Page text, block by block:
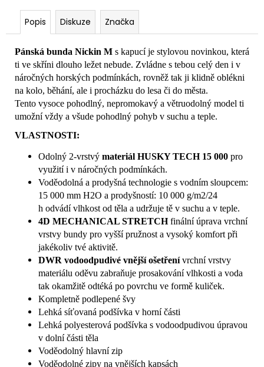
Popis Diskuze Značka
Pánská bunda Nickin M s kapucí je stylovou novinkou, která
ti ve skříni dlouho ležet nebude. Zvládne s tebou celý den i v
náročných horských podmínkách, rovněž tak ji klidně oblékni
na kolo, běhání, ale i procházku do lesa či do města.
Tento vysoce pohodlný, nepromokavý a větruodolný model ti
umožní vždy a všude pohodlný pohyb v suchu a teple.
VLASTNOSTI:
Odolný 2-vrstvý materiál HUSKY TECH 15 000 pro
využití i v náročných podmínkách.
Voděodolná a prodyšná technologie s vodním sloupcem:
15 000 mm H2O a prodyšností: 10 000 g/m2/24
h odvádí vlhkost od těla a udržuje tě v suchu a v teple.
4D MECHANICAL STRETCHfinální úprava vrchní
vrstvy bundy pro vyšší pružnost a vysoký komfort při
jakékoliv tvé aktivitě.
DWR vodoodpudivé vnější ošetřenívrchní vrstvy
materiálu oděvu zabraňuje prosakování vlhkosti a voda
tak okamžitě odtéká po povrchu ve formě kuliček.
Kompletně podlepené švy
Lehká síťovaná podšívka v horní části
Lehká polyesterová podšívka s vodoodpudivou úpravou
v dolní části těla
Voděodolný hlavní zip
Voděodolné zipy na vnějších kapsách